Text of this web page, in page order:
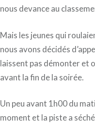
nous devance au
Mais les jeunes qui
nous avons décidés
laissent pas démonter et
avant la fin de la soirée.
Un peu avant 1h00 du
moment et la piste a